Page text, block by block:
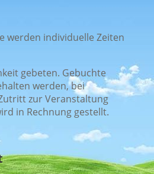
werden individuelle Zeiten
gebeten. Gebuchte
werden, bei
zur Veranstaltung
in Rechnung gestellt.